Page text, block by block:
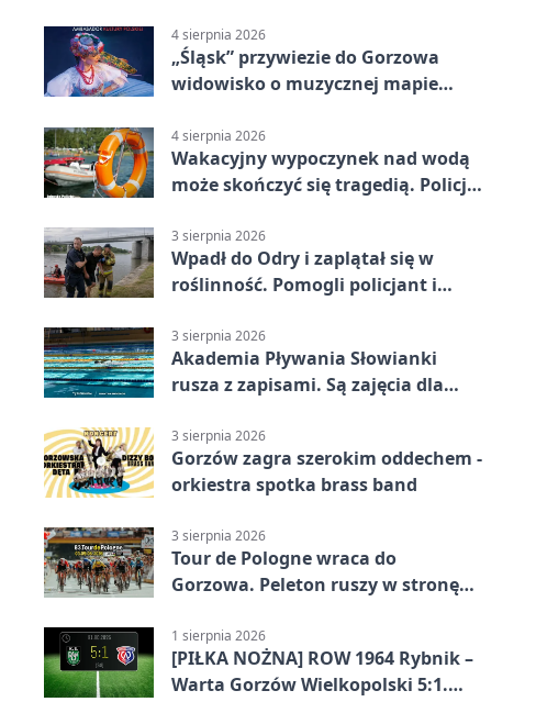
4 sierpnia 2026
„Śląsk” przywiezie do Gorzowa
widowisko o muzycznej mapie
4 sierpnia 2026
Wakacyjny wypoczynek nad wodą
może skończyć się tragedią. Policja
3 sierpnia 2026
Wpadł do Odry i zaplątał się w
roślinność. Pomogli policjant i
3 sierpnia 2026
Akademia Pływania Słowianki
rusza z zapisami. Są zajęcia dla
3 sierpnia 2026
Gorzów zagra szerokim oddechem -
orkiestra spotka brass band
3 sierpnia 2026
Tour de Pologne wraca do
Gorzowa. Peleton ruszy w stronę
1 sierpnia 2026
[PIŁKA NOŻNA] ROW 1964 Rybnik –
Warta Gorzów Wielkopolski 5:1.